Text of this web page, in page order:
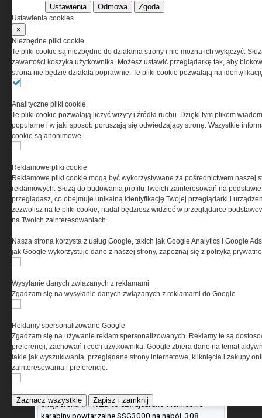
Devices oraz składanymi mechanicznymi
przyrządami celowniczymi, które mogą być
holograficznymi z przystawką powiększającą
EOTech 3X Magnifier. W wydziałach regionalnych
podobną rolę odgrywają również stare karabinki
automatyczne AKMS na nabój 7,62 mm × 39, np. w
akcesoriów TDI/CAA (kolby teleskopowe ACAKC,
ergonomiczne chwyty pistoletowe TDI UPG47,
system szyn X47 w miejsce drewnianego łoża,
nakładki rury gazowej i nad komorą zamkową –
dodatkowego, składanego chwytu przedniego CAA
FFG-2, ewentualnie dwójnogu), w barwach
kamuflujących.
Podstawowa broń krótka to austriackie 9- mm
pistolety Glock 17 z oświetleniem taktycznym
Blackhawk Tactical Serpa Holster, a dodatkowo
mniejsze Glock 19 i 26. Do celów treningowych
kanadyjskiej firmy Simunition z używanych w ZZD
pistoletów samopowtarzalnych i pistoletów
paralizatory Taser M26 i amerykańskie powtarzalne
strzelby gładkolufowe pump-action kalibru 12:
Winchester Defender z kolbą drewnianą,
bezkolbowe Mossbergi M500A oraz krótkolufowe
powtarzalne M590 Compact (Special Purpose), z
stałą z czarnego tworzywa sztucznego zytel. Broń
snajperska w I WZD to szwajcarsko-niemieckie
karabiny powtarzalne SSG3000 na nabój .308
Ustawienia Odmowa Zgoda
Ustawienia cookies
×
Niezbędne pliki cookie
Te pliki cookie są niezbędne do działania strony i nie można ich wyłączyć.
zawartości koszyka użytkownika. Możesz ustawić przeglądarkę tak, aby
strona nie będzie działała poprawnie. Te pliki cookie pozwalają na
Analityczne pliki cookie
Te pliki cookie pozwalają liczyć wizyty i źródła ruchu. Dzięki tym plikom
popularne i w jaki sposób poruszają się odwiedzający stronę. Wszystkie
cookie są anonimowe.
Reklamowe pliki cookie
Reklamowe pliki cookie mogą być wykorzystywane za pośrednictwem naszej
reklamowych. Służą do budowania profilu Twoich zainteresowań na
przeglądasz, co obejmuje unikalną identyfikację Twojej przeglądarki i
zezwolisz na te pliki cookie, nadal będziesz widzieć w przeglądarce
na Twoich zainteresowaniach.
Nasza strona korzysta z usług Google, takich jak Google Analytics i Google
jak Google wykorzystuje dane z naszej strony, zapoznaj się z polityką
Wysyłanie danych związanych z reklamami
Zgadzam się na wysyłanie danych związanych z reklamami do Google.
Reklamy spersonalizowane Google
Zgadzam się na używanie reklam spersonalizowanych. Reklamy te są
preferencji, zachowań i cech użytkownika. Google zbiera dane na temat
takie jak wyszukiwania, przeglądane strony internetowe, kliknięcia i zakupy
zainteresowania i preferencje.
Zaznacz wszystkie Zapisz i zamknij